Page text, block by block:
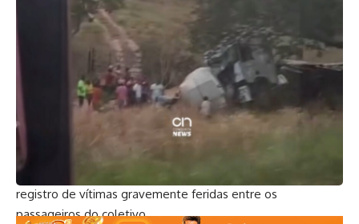
De acordo com informações da polícia, o veículo estava em
fuga e sendo perseguido por viaturas. Após a colisão, a
caminhonete capotou e atingiu o ônibus, que acabou
tombando na rodovia. Apesar do impacto, não houve
registro de vítimas gravemente feridas entre os
passageiros do coletivo.